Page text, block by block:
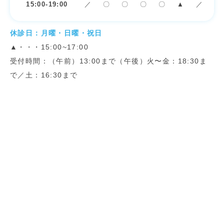
15:00-19:00 ／ 〇 〇 〇 〇 ▲ ／
休診日：月曜・日曜・祝日
▲・・・15:00~17:00
受付時間：（午前）13:00まで（午後）火〜金：18:30ま
で／土：16:30まで